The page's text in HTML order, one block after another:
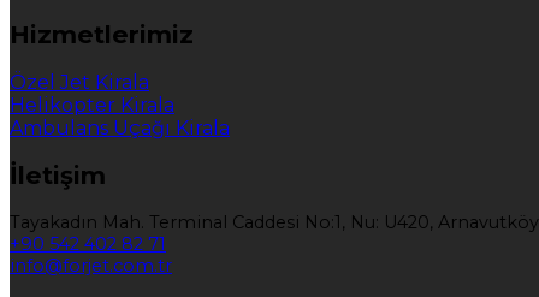
Hizmetlerimiz
Özel Jet Kirala
Helikopter Kirala
Ambulans Uçağı Kirala
İletişim
Tayakadın Mah. Terminal Caddesi No:1, Nu: U420,
+90 542 402 82 71
info@forjet.com.tr